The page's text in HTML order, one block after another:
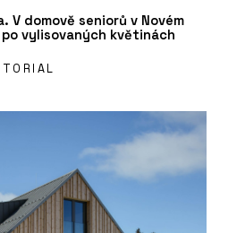
V domově seniorů v Novém
vylisovaných květinách